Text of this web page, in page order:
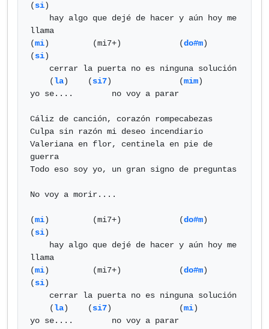
(si)
llama
(mi)         (mi7+)            (do#m)
(si)
    (
la)    (si7)              (mim)
yo se....        no voy a parar
Cáliz de canción, corazón rompecabezas
Culpa sin razón mi deseo incendiario
Valeriana en flor, centinela en pie de
guerra
Todo eso soy yo, un gran signo de preguntas
No voy a morir....
(mi)         (mi7+)            (do#m)
(si)
llama
(mi)         (mi7+)            (do#m)
(si)
    (
la)    (si7)              (mi)
yo se....        no voy a parar